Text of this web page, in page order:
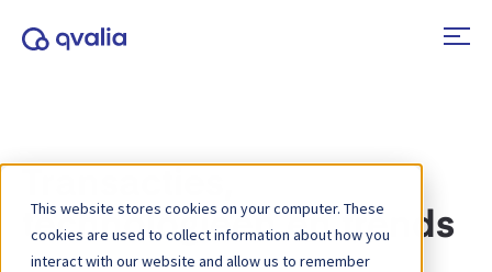
This website stores cookies on your computer. These
cookies are used to collect information about how you
interact with our website and allow us to remember
technologieën en trends